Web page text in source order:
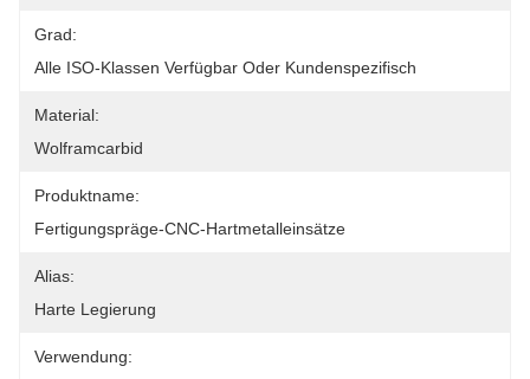
Grad:
Alle ISO-Klassen Verfügbar Oder Kundenspezifisch
Material:
Wolframcarbid
Produktname:
Fertigungspräge-CNC-Hartmetalleinsätze
Alias:
Harte Legierung
Verwendung: